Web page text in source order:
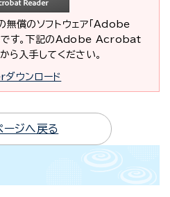
償のソフトウェア「Adobe
す。下記のAdobe Acrobat
ら入手してください。
ウンロード
ージへ戻る